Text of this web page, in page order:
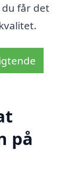
du får det
på